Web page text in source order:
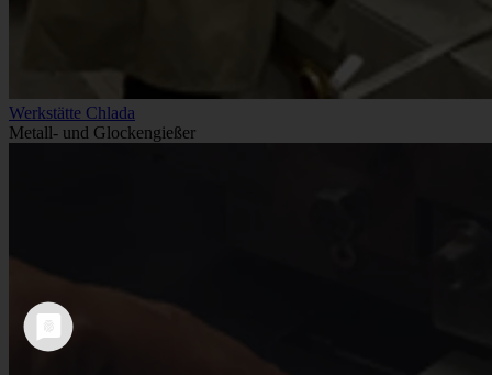
Werkstätte Chlada
Metall- und Glockengießer